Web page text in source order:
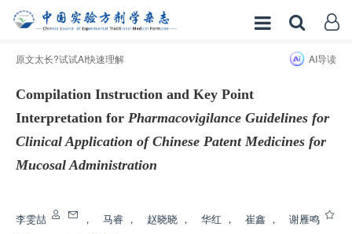
原文太长?试试AI快速理解 AI导读
Compilation Instruction and Key Point
Interpretation for Pharmacovigilance Guidelines for
Clinical Application of Chinese Patent Medicines for
Mucosal Administration
李雯喆 ， 马睿 ， 赵晓晓 ， 华红 ， 崔鑫 ，
谢雁鸣